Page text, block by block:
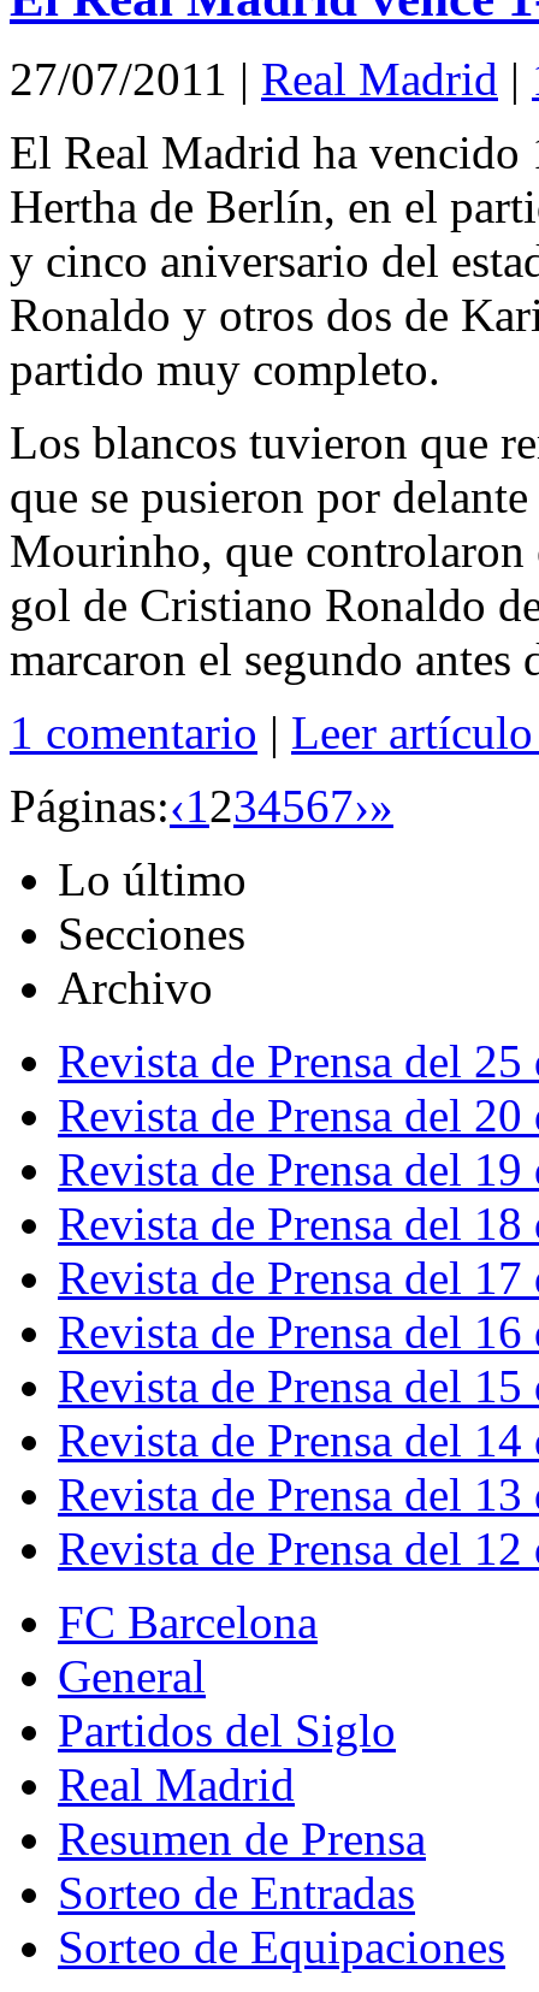
27/07/2011 | Real Madrid |
El Real Madrid ha vencido
Hertha de Berlín, en el
y cinco aniversario del
Ronaldo y otros dos de
partido muy completo.
Los blancos tuvieron que
que se pusieron por
Mourinho, que controlaron
gol de Cristiano Ronaldo
marcaron el segundo antes
1 comentario | Leer
Páginas:‹1234567›»
Lo último
Secciones
Archivo
Revista de Prensa del
Revista de Prensa del
Revista de Prensa del
Revista de Prensa del
Revista de Prensa del
Revista de Prensa del
Revista de Prensa del
Revista de Prensa del
Revista de Prensa del
Revista de Prensa del
FC Barcelona
General
Partidos del Siglo
Real Madrid
Resumen de Prensa
Sorteo de Entradas
Sorteo de Equipaciones